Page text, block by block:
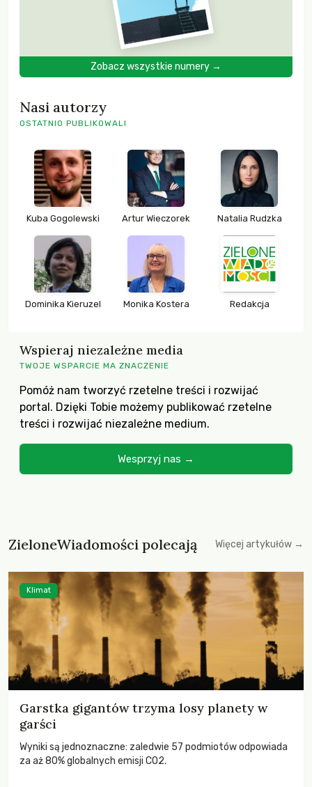
Zobacz wszystkie numery →
Nasi autorzy
OSTATNIO PUBLIKOWALI
Kuba Gogolewski Artur Wieczorek Natalia Rudzka
Dominika Kieruzel Monika Kostera Redakcja
Wspieraj niezależne media
TWOJE WSPARCIE MA ZNACZENIE
Pomóż nam tworzyć rzetelne treści i rozwijać
portal. Dzięki Tobie możemy publikować rzetelne
treści i rozwijać niezależne medium.
Wesprzyj nas →
ZieloneWiadomości polecają Więcej artykułów →
Garstka gigantów trzyma losy planety w
garści
Wyniki są jednoznaczne: zaledwie 57 podmiotów odpowiada
za aż 80% globalnych emisji CO2.
Klimat